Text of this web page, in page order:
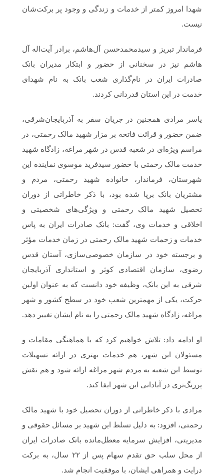
شهدا امروز کمتر از خدمات و زندگی و وجود پر برکت‌شان
نیست.
فرماندار تبریز و سیدمحمدحسن آل‌هاشم، برادر آیت‌اله آل
هاشم نیز در سخنانی از حضور و ابتکار مدیران بانک
صادرات ایران در نام‌گذاری شعب بانک به نام شهدای
خدمت در این استان قدردانی کردند.
یاسر مرادی همچنین در جریان سفر به آذربایجان‌شرقی،
ضمن حضور و قرائت فاتحه بر مزار شهید مالک رحمتی، در
مراسم ویژه‌ای در شعبه قدس در شهر مراغه، زادگاه شهید
خدمت مالک رحمتی با حضور سیدفرید موسوی نماینده این
شهرستان، فرماندار، خانواده شهید رحمتی، مردم و
مشتریان بانک برپا شده بود، با ذکر خاطراتی از دوران
تحصیل شهید مالک رحمتی و ویژگی‌های شخصیتی و
اخلاقی و خدمات وی، گفت: بانک صادرات ایران به پاس
خدمات و زحمات شهید مالک رحمتی در زمان خدمات مؤثر
و برجسته خود در سازمان خصوصی‌سازی، آستان قدس
رضوی، سازمان اقتصادی کوثر و استانداری آذربایجان
شرقی به این بانک، وظیفه خود دانست که به عنوان اولین
حرکت، یکی از مهمترین شعب خود در سطح کشور و شهر
مراغه، زادگاه شهید مالک رحمتی را به نام ایشان تغییر دهد.
او ادامه داد: تلاش خواهیم کرد که با هماهنگی مقامات و
مسئولان این شهر، هم خدمات بهتری در ارائه تسهیلات
توسط این شعبه به مردم شهر مراغه ارائه شود و هم نقش
پررنگ‌تری در آبادانی این شهر ایفا کند.
مرادی با ذکر خاطراتی از دوران تحصیل خود با شهید مالک
رحمتی، افزود: به دلیل تسلط این شهید بر مسائل حقوقی و
مدیریتی، افزایش سرمایه معطل‌مانده بانک صادرات ایران
از محل سلب حق تقدم سهام پس از ۲۲ سال، به برکت
درایت و همراهی ایشان، با موفقیت انجام شد.